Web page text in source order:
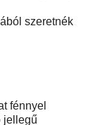
szeretnék
fénnyel
jellegű